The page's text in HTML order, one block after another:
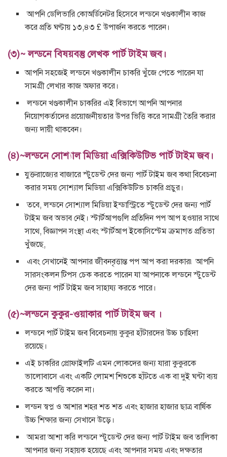
আপনি ডেলিভারি কোঅর্ডিনেটর হিসেবে লন্ডনে খণ্ডকালীন কাজ
করে প্রতি ঘণ্টায় ১৩,৪৩ £ উপার্জন করতে পারেন।
(৩)~ লন্ডনে বিষয়বস্তু লেখক পার্ট টাইম জব।
আপনি সহজেই লন্ডনে খণ্ডকালীন চাকরি খুঁজে পেতে পারেন যা
সামগ্রী লেখার কাজ অফার করে।
লন্ডনে খণ্ডকালীন চাকরির এই বিভাগে আপনি আপনার
নিয়োগকর্তাদের প্রয়োজনীয়তার উপর ভিত্তি করে সামগ্রী তৈরি করার
জন্য দায়ী থাকবেন।
(৪)~লন্ডনে সোশ্যাল মিডিয়া এক্সিকিউটিভ পার্ট টাইম জব।
যুক্তরাজ্যের বাজারে স্টুডেন্ট দের জন্য পার্ট টাইম জব কথা বিবেচনা
করার সময় সোশ্যাল মিডিয়া এক্সিকিউটিভ চাকরি প্রচুর।
তবে, লন্ডনে সোশ্যাল মিডিয়া ইন্ডাস্ট্রিতে স্টুডেন্ট দের জন্য পার্ট
টাইম জব অভাব নেই। স্টার্টআপগুলি প্রতিদিন পপ আপ হওয়ার সাথে
সাথে, বিজ্ঞাপন সংস্থা এবং স্টার্টআপ ইকোসিস্টেম ক্রমাগত প্রতিভা
খুঁজছে,
এবং সেখানেই আপনার জীবনবৃত্তান্ত পপ আপ করা দরকার৷ আপনি
সারসংকলন টিপস চেক করতে পারেন যা আপনাকে লন্ডনে স্টুডেন্ট
দের জন্য পার্ট টাইম জব সাহায্য করতে পারে।
(৫)~লন্ডনে কুকুর-ওয়াকার পার্ট টাইম জব ।
লন্ডনে পার্ট টাইম জব বিবেচনায় কুকুর হাঁটারদের উচ্চ চাহিদা
রয়েছে।
এই চাকরির প্রোফাইলটি এমন লোকদের জন্য যারা কুকুরকে
ভালোবাসে এবং একটি লোমশ শিশুকে হাঁটতে এক বা দুই ঘন্টা ব্যয়
করতে আপত্তি করেন না।
লন্ডন স্বপ্ন ও আশার শহর শত শত এবং হাজার হাজার ছাত্র বার্ষিক
উচ্চ শিক্ষার জন্য সেখানে উড়ে।
আমরা আশা করি লন্ডনে স্টুডেন্ট দের জন্য পার্ট টাইম জব তালিকা
আপনার জন্য সহায়ক হয়েছে এবং আপনার সময় এবং দক্ষতার